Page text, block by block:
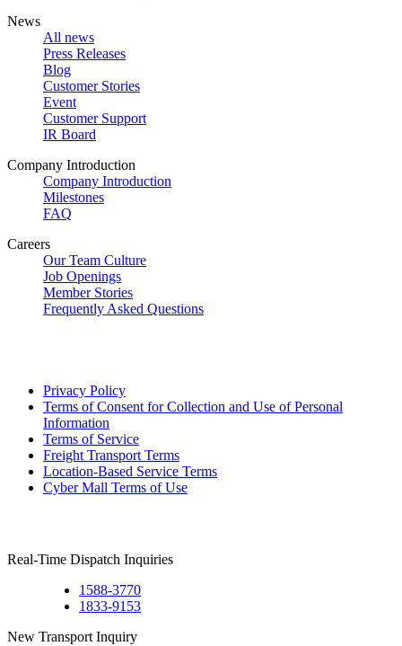
News
All news
Press Releases
Blog
Customer Stories
Event
Customer Support
IR Board
Company Introduction
Company Introduction
Milestones
FAQ
Careers
Our Team Culture
Job Openings
Member Stories
Frequently Asked Questions
Privacy Policy
Terms of Consent for Collection and Use of Personal
Information
Terms of Service
Freight Transport Terms
Location-Based Service Terms
Cyber Mall Terms of Use
Real-Time Dispatch Inquiries
1588-3770
1833-9153
New Transport Inquiry